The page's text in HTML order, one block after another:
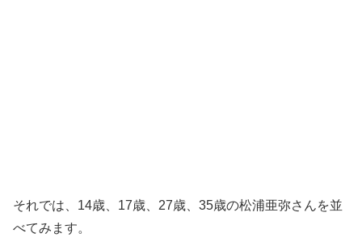
それでは、14歳、17歳、27歳、35歳の松浦亜弥さんを並
べてみます。